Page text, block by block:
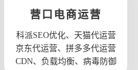
营口电商运营
科派SEO优化、天猫代运营
京东代运营、拼多多代运营
CDN、负载均衡、病毒防御